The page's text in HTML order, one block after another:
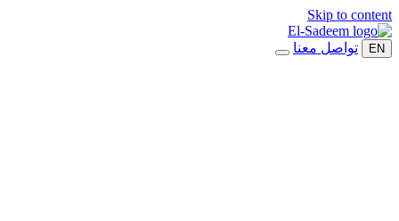
Skip to content
EN تواصل معنا